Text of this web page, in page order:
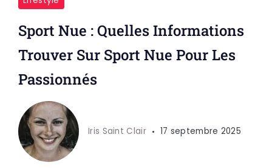
Sport Nue : Quelles Informations
Trouver Sur Sport Nue Pour Les
Passionnés
Iris Saint Clair 17 septembre 2025